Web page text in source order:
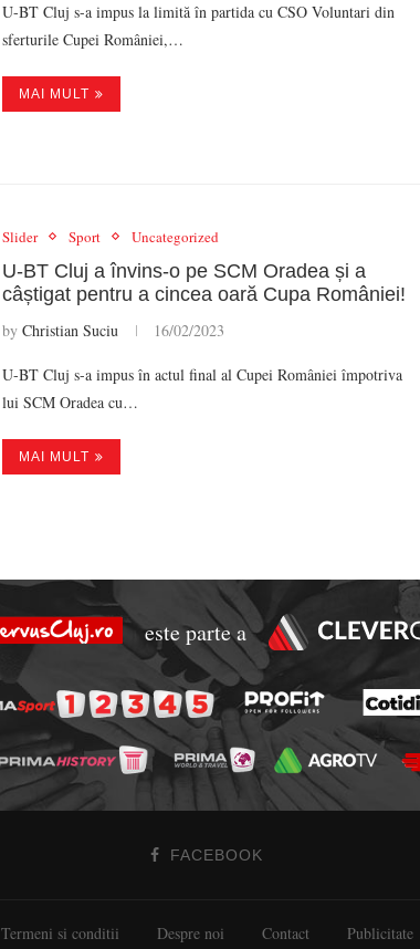
U-BT Cluj s-a impus la limită în partida cu CSO Voluntari din
sferturile Cupei României,…
MAI MULT
Slider Sport Uncategorized
U-BT Cluj a învins-o pe SCM Oradea și a
câștigat pentru a cincea oară Cupa României!
by Christian Suciu 16/02/2023
U-BT Cluj s-a impus în actul final al Cupei României împotriva
lui SCM Oradea cu…
MAI MULT
este parte a
FACEBOOK
Termeni si conditii Despre noi Contact Publicitate